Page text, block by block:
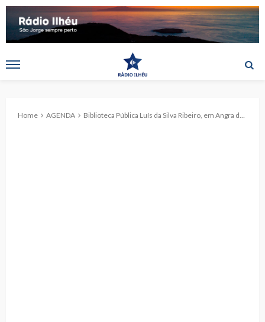
Home AGENDA Biblioteca Pública Luís da Silva Ribeiro, em Angra do Heroísmo, apresenta “Passaportes do Fundo da Capitania Geral”